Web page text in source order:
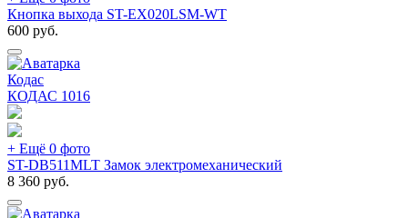
Кнопка выхода ST-EX020LSM-WT
600 руб.
Кодас
КОДАС 1016
+ Ещё 0 фото
ST-DB511MLT Замок электромеханический
8 360 руб.